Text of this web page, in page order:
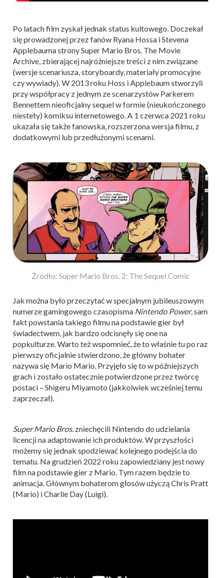
Po latach film zyskał jednak status kultowego. Doczekał
się prowadzonej przez fanów Ryana Hossa i Stevena
Applebauma strony Super Mario Bros. The Movie
Archive, zbierającej najróżniejsze treści z nim związane
(wersje scenariusza, storyboardy, materiały promocyjne
czy wywiady). W 2013 roku Hoss i Applebaum stworzyli
przy współpracy z jednym ze scenarzystów Parkerem
Bennettem nieoficjalny sequel w formie (nieukończonego
niestety) komiksu internetowego. A 1 czerwca 2021 roku
ukazała się także fanowska, rozszerzona wersja filmu, z
dodatkowymi lub przedłużonymi scenami.
Źródło: Super Mario Bros. 2: The Sequel Comic
Jak można było przeczytać w specjalnym jubileuszowym
numerze gamingowego czasopisma Nintendo Power, sam
fakt powstania takiego filmu na podstawie gier był
świadectwem, jak bardzo odcisnęły się one na
popkulturze. Warto też wspomnieć, że to właśnie tu po raz
pierwszy oficjalnie stwierdzono, że główny bohater
nazywa się Mario Mario. Przyjęło się to w późniejszych
grach i zostało ostatecznie potwierdzone przez twórcę
postaci – Shigeru Miyamoto (jakkolwiek wcześniej temu
zaprzeczał).
Super Mario Bros. zniechęcili Nintendo do udzielania
licencji na adaptowanie ich produktów. W przyszłości
możemy się jednak spodziewać kolejnego podejścia do
tematu. Na grudzień 2022 roku zapowiedziany jest nowy
film na podstawie gier z Mario. Tym razem będzie to
animacja. Głównym bohaterom głosów użyczą Chris Pratt
(Mario) i Charlie Day (Luigi).